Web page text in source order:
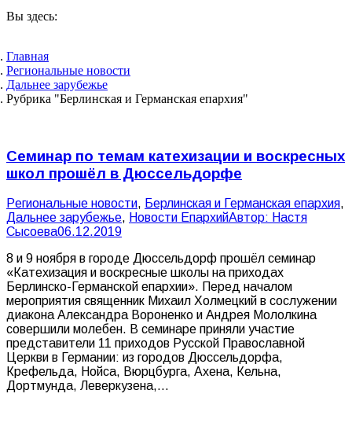
Вы здесь:
Главная
Pегиональные новости
Дальнее зарубежье
Рубрика "Берлинская и Германская епархия"
Семинар по темам катехизации и воскресных
школ прошёл в Дюссельдорфе
Pегиональные новости, Берлинская и Германская епархия,
Дальнее зарубежье, Новости ЕпархийАвтор: Настя
Сысоева06.12.2019
8 и 9 ноября в городе Дюссельдорф прошёл семинар
«Катехизация и воскресные школы на приходах
Берлинско-Германской епархии». Перед началом
мероприятия священник Михаил Холмецкий в сослужении
диакона Александра Вороненко и Андрея Мололкина
совершили молебен. В семинаре приняли участие
представители 11 приходов Русской Православной
Церкви в Германии: из городов Дюссельдорфа,
Крефельда, Нойса, Вюрцбурга, Ахена, Кельна,
Дортмунда, Леверкузена,…